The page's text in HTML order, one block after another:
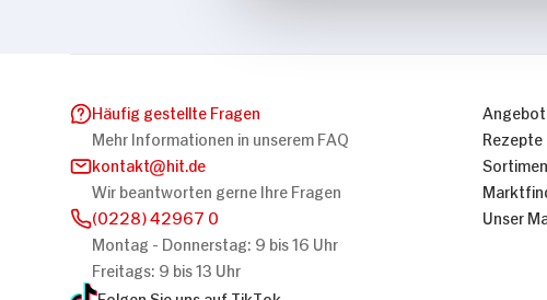
Häufig gestellte Fragen
Mehr Informationen in unserem FAQ
kontakt
hit.de
Wir beantworten gerne Ihre Fragen
(0228) 42967 0
Montag - Donnerstag: 9 bis 16 Uhr
Freitags: 9 bis 13 Uhr
Rezepte
Unser